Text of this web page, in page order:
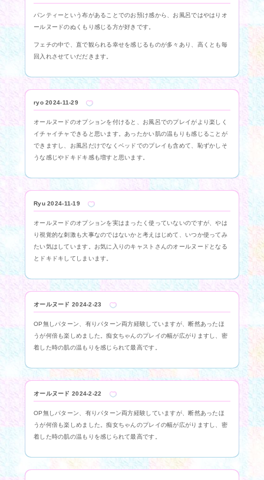
パンティーという布があることでのお預け感から、お風呂ではやはりオ
ールヌードのぬくもり感じる方が好きです。
フェチの中で、直で観られる幸せを感じるものが多々あり、高くとも毎
回入れさせていだだきます。
ryo2024-11-29
オールヌードのオプションを付けると、お風呂でのプレイがより楽しく
イチャイチャできると思います。あったかい肌の温もりも感じることが
できますし、お風呂だけでなくベッドでのプレイも含めて、恥ずかしそ
うな感じやドキドキ感も増すと思います。
Ryu2024-11-19
オールヌードのオプションを実はまったく使っていないのですが、やは
り視覚的な刺激も大事なのではないかと考えはじめて、いつか使ってみ
たい気はしています。お気に入りのキャストさんのオールヌードとなる
とドキドキしてしまいます。
オールヌード 2024-2-23
OP無しパターン、有りパターン両方経験していますが、断然あったほ
うが何倍も楽しめました。痴女ちゃんのプレイの幅が広がりますし、密
着した時の肌の温もりを感じられて最高です。
オールヌード 2024-2-22
OP無しパターン、有りパターン両方経験していますが、断然あったほ
うが何倍も楽しめました。痴女ちゃんのプレイの幅が広がりますし、密
着した時の肌の温もりを感じられて最高です。